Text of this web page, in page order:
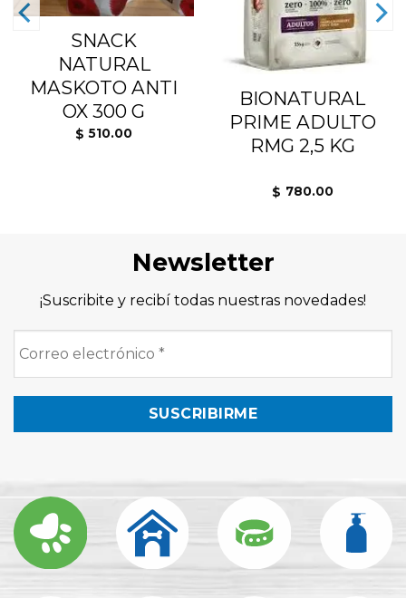
SNACK
NATURAL
MASKOTO ANTI
OX 300 G
$ 510.00
BIONATURAL
PRIME ADULTO
RMG 2,5 KG
$ 780.00
Newsletter
¡Suscribite y recibí todas nuestras novedades!